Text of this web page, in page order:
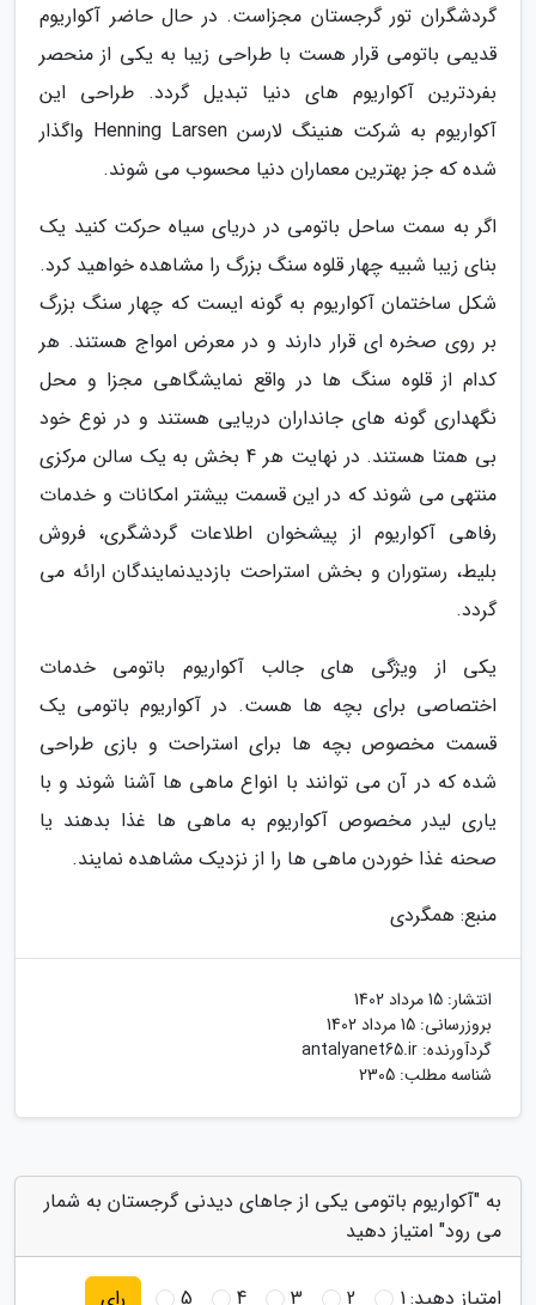
گردشگران تور گرجستان مجزاست. در حال حاضر آکواریوم
قدیمی باتومی قرار هست با طراحی زیبا به یکی از منحصر
بفردترین آکواریوم های دنیا تبدیل گردد. طراحی این
آکواریوم به شرکت هنینگ لارسن Henning Larsen واگذار
شده که جز بهترین معماران دنیا محسوب می شوند.
اگر به سمت ساحل باتومی در دریای سیاه حرکت کنید یک
بنای زیبا شبیه چهار قلوه سنگ بزرگ را مشاهده خواهید کرد.
شکل ساختمان آکواریوم به گونه ایست که چهار سنگ بزرگ
بر روی صخره ای قرار دارند و در معرض امواج هستند. هر
کدام از قلوه سنگ ها در واقع نمایشگاهی مجزا و محل
نگهداری گونه های جانداران دریایی هستند و در نوع خود
بی همتا هستند. در نهایت هر 4 بخش به یک سالن مرکزی
منتهی می شوند که در این قسمت بیشتر امکانات و خدمات
رفاهی آکواریوم از پیشخوان اطلاعات گردشگری، فروش
بلیط، رستوران و بخش استراحت بازدیدنمایندگان ارائه می
گردد.
یکی از ویژگی های جالب آکواریوم باتومی خدمات
اختصاصی برای بچه ها هست. در آکواریوم باتومی یک
قسمت مخصوص بچه ها برای استراحت و بازی طراحی
شده که در آن می توانند با انواع ماهی ها آشنا شوند و با
یاری لیدر مخصوص آکواریوم به ماهی ها غذا بدهند یا
صحنه غذا خوردن ماهی ها را از نزدیک مشاهده نمایند.
منبع: همگردی
انتشار: 15 مرداد 1402
بروزرسانی: 15 مرداد 1402
گردآورنده: antalyanet65.ir
شناسه مطلب: 2305
به "آکواریوم باتومی یکی از جاهای دیدنی گرجستان به شمار
می رود" امتیاز دهید
امتیاز دهید:1
2
3
4
5 رای